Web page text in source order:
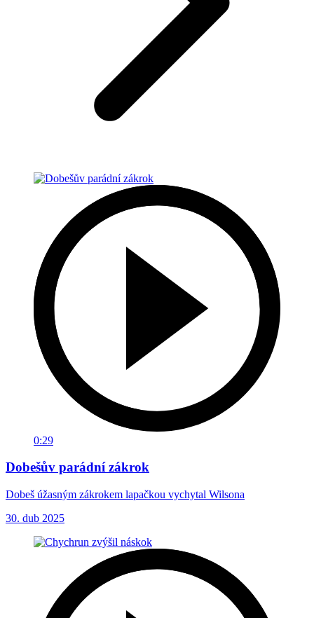
0:29
Dobešův parádní zákrok
Dobeš úžasným zákrokem lapačkou vychytal Wilsona
30. dub 2025